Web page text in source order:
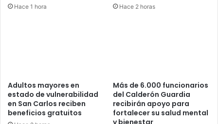
Hace 1 hora Hace 2 horas
Adultos mayores en
estado de vulnerabilidad
en San Carlos reciben
beneficios gratuitos
Más de 6.000 funcionarios
del Calderón Guardia
recibirán apoyo para
fortalecer su salud mental
y bienestar